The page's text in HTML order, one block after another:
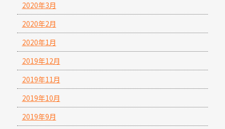
2020年3月
2020年2月
2020年1月
2019年12月
2019年11月
2019年10月
2019年9月